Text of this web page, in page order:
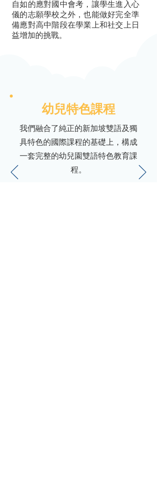
自如的應對國中會考，讓學生進入心
儀的志願學校之外，也能做好完全準
備應對高中階段在學業上和社交上日
益增加的挑戰。
幼兒特色課程
我們融合了純正的新加坡雙語及獨
具特色的國際課程的基礎上，構成
一套完整的幼兒園雙語特色教育課
程。